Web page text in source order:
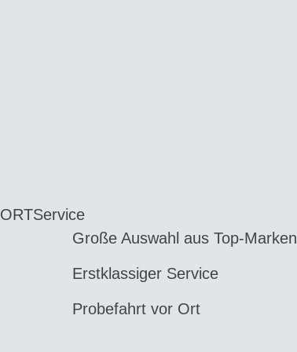
Service
Große Auswahl aus Top-Marken
Erstklassiger Service
Probefahrt vor Ort